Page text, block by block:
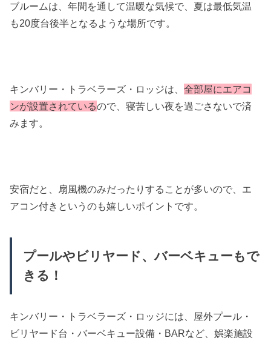
ブルームは、年間を通して温暖な気候で、夏は最低気温
も20度台後半となるような場所です。
キンバリー・トラベラーズ・ロッジは、全部屋にエアコ
ンが設置されているので、寝苦しい夜を過ごさないで済
みます。
安宿だと、扇風機のみだったりすることが多いので、エ
アコン付きというのも嬉しいポイントです。
プールやビリヤード、バーベキューもで
きる！
キンバリー・トラベラーズ・ロッジには、屋外プール・
ビリヤード台・バーベキュー設備・BARなど、娯楽施設